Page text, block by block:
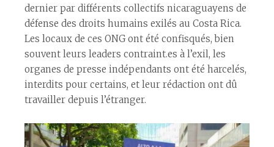
dernier par différents collectifs nicaraguayens de
défense des droits humains exilés au Costa Rica.
Les locaux de ces ONG ont été confisqués, bien
souvent leurs leaders contraint.es à l’exil, les
organes de presse indépendants ont été harcelés,
interdits pour certains, et leur rédaction ont dû
travailler depuis l’étranger.